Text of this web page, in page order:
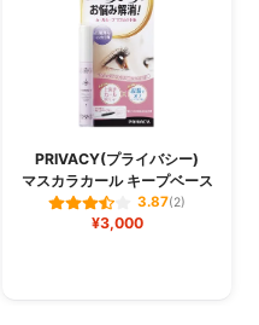
PRIVACY(プライバシー)
マスカラカール キープベース
3.87(2)
¥3,000